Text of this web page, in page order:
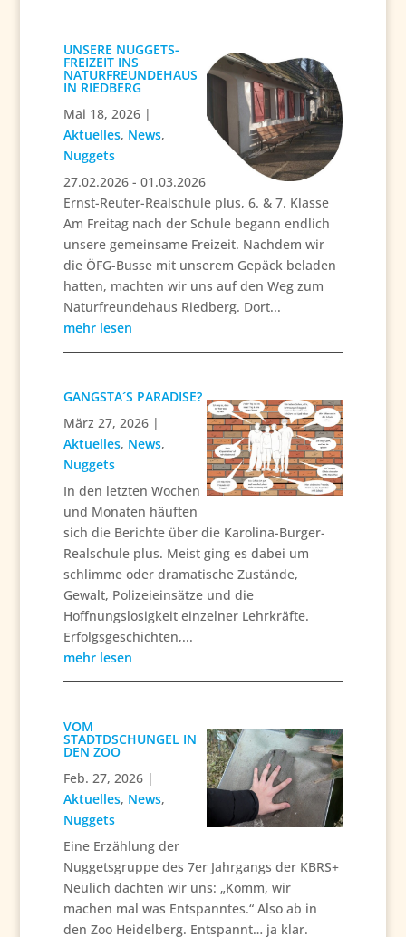
UNSERE NUGGETS-
FREIZEIT INS
NATURFREUNDEHAUS
IN RIEDBERG
Mai 18, 2026|
Aktuelles, News,
Nuggets
27.02.2026 - 01.03.2026
Ernst-Reuter-Realschule plus, 6. & 7. Klasse
Am Freitag nach der Schule begann endlich
unsere gemeinsame Freizeit. Nachdem wir
die ÖFG-Busse mit unserem Gepäck beladen
hatten, machten wir uns auf den Weg zum
Naturfreundehaus Riedberg. Dort...
mehr lesen
GANGSTA´S PARADISE?
März 27, 2026|
Aktuelles, News,
Nuggets
In den letzten Wochen
und Monaten häuften
sich die Berichte über die Karolina-Burger-
Realschule plus. Meist ging es dabei um
schlimme oder dramatische Zustände,
Gewalt, Polizeieinsätze und die
Hoffnungslosigkeit einzelner Lehrkräfte.
Erfolgsgeschichten,...
mehr lesen
VOM
STADTDSCHUNGEL IN
DEN ZOO
Feb. 27, 2026|
Aktuelles, News,
Nuggets
Eine Erzählung der
Nuggetsgruppe des 7er Jahrgangs der KBRS+
Neulich dachten wir uns: „Komm, wir
machen mal was Entspanntes.“ Also ab in
den Zoo Heidelberg. Entspannt… ja klar.